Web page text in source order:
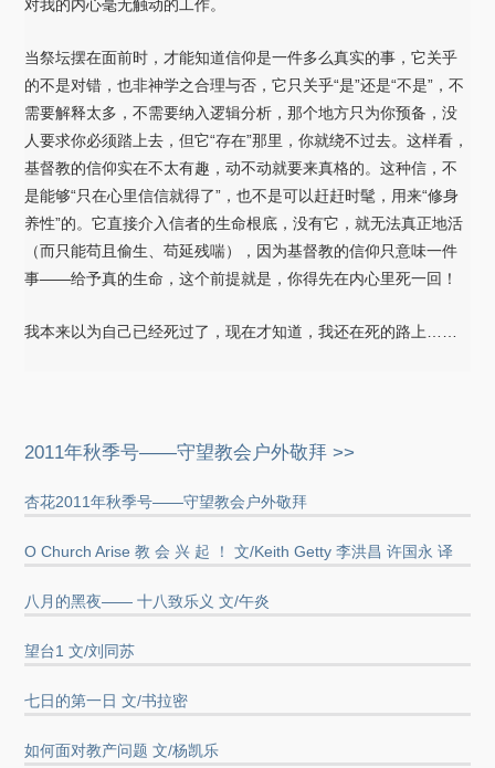
对我的内心毫无触动的工作。
当祭坛摆在面前时，才能知道信仰是一件多么真实的事，它关乎
的不是对错，也非神学之合理与否，它只关乎“是”还是“不是”，不
需要解释太多，不需要纳入逻辑分析，那个地方只为你预备，没
人要求你必须踏上去，但它“存在”那里，你就绕不过去。这样看，
基督教的信仰实在不太有趣，动不动就要来真格的。这种信，不
是能够“只在心里信信就得了”，也不是可以赶赶时髦，用来“修身
养性”的。它直接介入信者的生命根底，没有它，就无法真正地活
（而只能苟且偷生、苟延残喘），因为基督教的信仰只意味一件
事——给予真的生命，这个前提就是，你得先在内心里死一回！
我本来以为自己已经死过了，现在才知道，我还在死的路上……
2011年秋季号——守望教会户外敬拜 >>
杏花2011年秋季号——守望教会户外敬拜
O Church Arise 教 会 兴 起 ！ 文/Keith Getty 李洪昌 许国永 译
八月的黑夜—— 十八致乐义 文/午炎
望台1 文/刘同苏
七日的第一日 文/书拉密
如何面对教产问题 文/杨凯乐